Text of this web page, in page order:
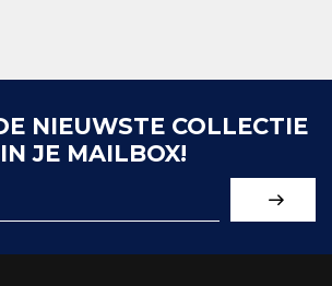
NIEUWSTE COLLECTIE
JE MAILBOX!